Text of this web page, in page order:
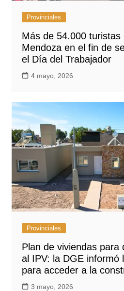
Provinciales
Más de 54.000 turistas
Mendoza en el fin de
el Día del Trabajador
4 mayo, 2026
Provinciales
Plan de viviendas para
al IPV: la DGE informó
para acceder a la
3 mayo, 2026